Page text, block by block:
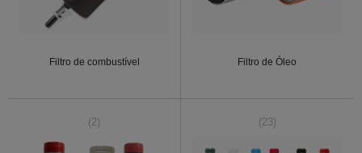
Filtro de combustível Filtro de Óleo
(2) (23)